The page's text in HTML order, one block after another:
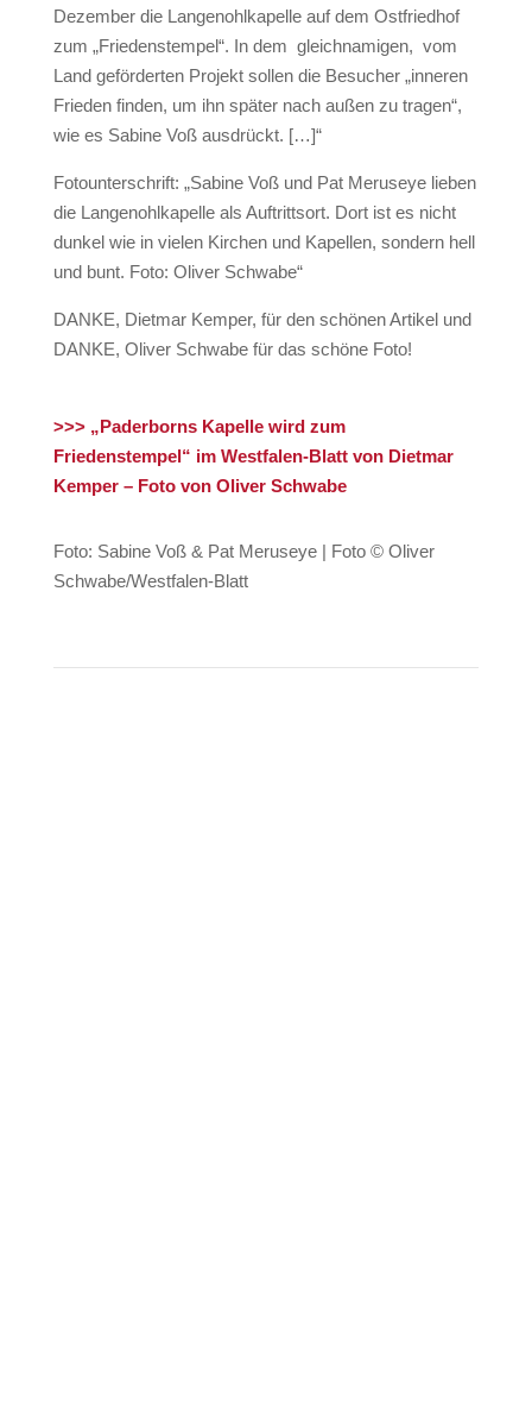
Dezember die Langenohlkapelle auf dem Ostfriedhof
zum „Friedenstempel“. In dem gleichnamigen, vom
Land geförderten Projekt sollen die Besucher „inneren
Frieden finden, um ihn später nach außen zu tragen“,
wie es Sabine Voß ausdrückt. […]“
Fotounterschrift: „Sabine Voß und Pat Meruseye lieben
die Langenohlkapelle als Auftrittsort. Dort ist es nicht
dunkel wie in vielen Kirchen und Kapellen, sondern hell
und bunt. Foto: Oliver Schwabe“
DANKE, Dietmar Kemper, für den schönen Artikel und
DANKE, Oliver Schwabe für das schöne Foto!
>>> „Paderborns Kapelle wird zum
Friedenstempel“ im Westfalen-Blatt von Dietmar
Kemper – Foto von Oliver Schwabe
Foto: Sabine Voß & Pat Meruseye | Foto © Oliver
Schwabe/Westfalen-Blatt